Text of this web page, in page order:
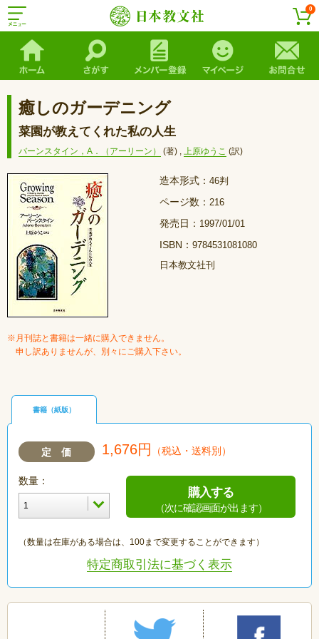
0
癒しのガーデニング
菜園が教えてくれた私の人生
バーンスタイン，A．（アーリーン） (著) , 上原ゆうこ (訳)
造本形式： 46判
ページ数： 216
発売日： 1997/01/01
ISBN： 9784531081080
日本教文社刊
※月刊誌と書籍は一緒に購入できません。
申し訳ありませんが、別々にご購入下さい。
書籍（紙版）
定 価 1,676円 （税込・送料別）
数量：
購入する
（次に確認画面が出ます）
（数量は在庫がある場合は、100まで変更することができます）
特定商取引法に基づく表示